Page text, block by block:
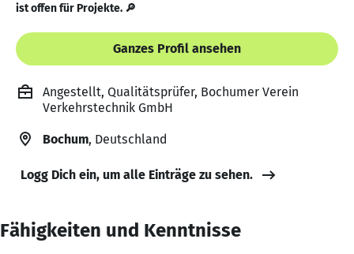
ist offen für Projekte. 🔎
Ganzes Profil ansehen
Angestellt, Qualitätsprüfer, Bochumer Verein
Verkehrstechnik GmbH
Bochum, Deutschland
Logg Dich ein, um alle Einträge zu sehen.
Fähigkeiten und Kenntnisse